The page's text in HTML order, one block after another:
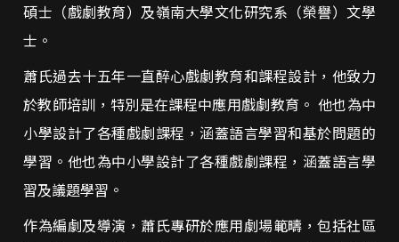
碩士（戲劇教育）及嶺南大學文化研究系（榮譽）文學
士。
蕭氏過去十五年一直醉心戲劇教育和課程設計，他致力
於教師培訓，特別是在課程中應用戲劇教育。 他也為中
小學設計了各種戲劇課程，涵蓋語言學習和基於問題的
學習。他也為中小學設計了各種戲劇課程，涵蓋語言學
習及議題學習。
作為編劇及導演，蕭氏專研於應用劇場範疇，包括社區